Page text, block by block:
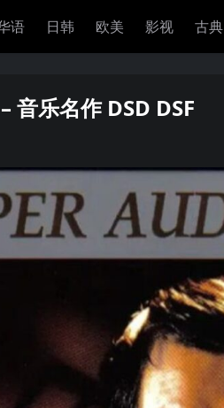
语 日韩 欧美 影视 古典
音乐名作 DSD DSF